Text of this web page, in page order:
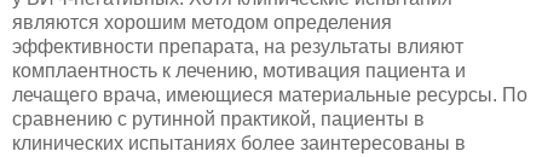
являются хорошим методом определения
эффективности препарата, на результаты влияют
комплаентность к лечению, мотивация пациента и
лечащего врача, имеющиеся материальные ресурсы. По
сравнению с рутинной практикой, пациенты в
клинических испытаниях более заинтересованы в